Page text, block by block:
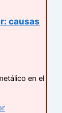
causas
en el